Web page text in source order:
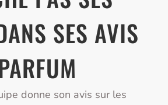
SES AVIS
donne son avis sur les